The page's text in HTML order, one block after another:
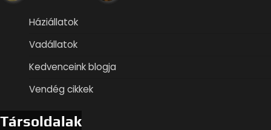
Háziállatok
Vadállatok
Kedvenceink blogja
Vendég cikkek
Társoldalak